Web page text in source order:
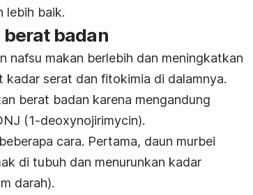
lebih baik.
badan
nafsu makan berlebih dan meningkatkan
serat dan fitokimia di dalamnya.
berat badan karena mengandung
(1-deoxynojirimycin).
cara. Pertama, daun murbei
di tubuh dan menurunkan kadar
darah).